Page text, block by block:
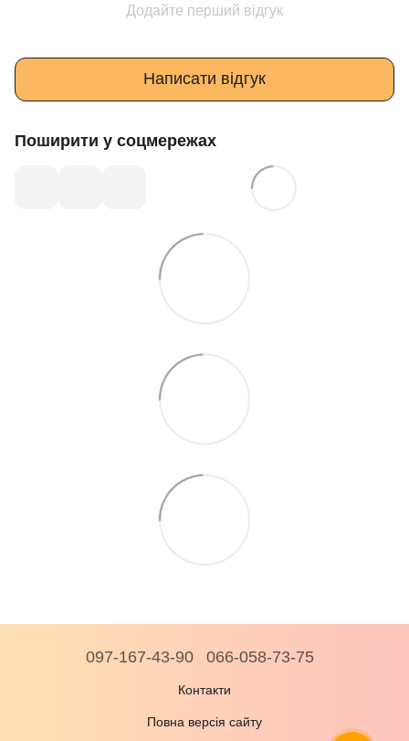
Додайте перший відгук
Написати відгук
Поширити у соцмережах
097-167-43-90 066-058-73-75
Контакти
Повна версія сайту